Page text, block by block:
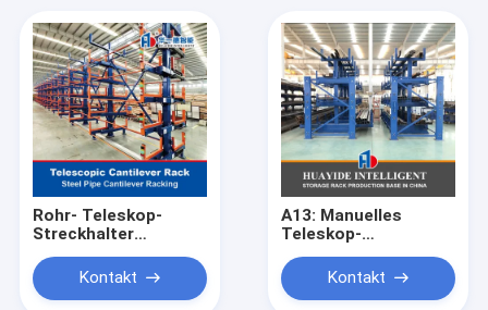
Rohr- Teleskop-
Streckhalter
Metallblech
Lagerlager-
Lagerregal Teleskop-
Kontakt
A13: Manuelles
Teleskop-
Strahlträger für
Lagerhalter für lange
Materialien
Kontakt